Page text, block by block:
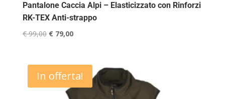
Pantalone Caccia Alpi – Elasticizzato con Rinforzi
RK-TEX Anti-strappo
€99,00 Il
era:
€ 99,00.
€79,00Il
è:
€ 79,00.
In offerta!